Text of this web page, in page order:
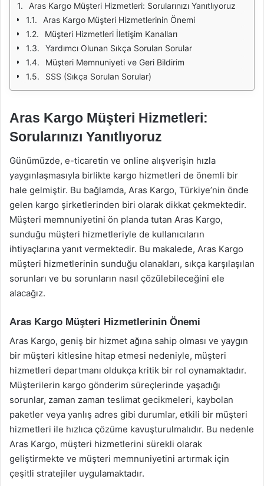
Aras Kargo Müşteri Hizmetleri: Sorularınızı Yanıtlıyoruz
Aras Kargo Müşteri Hizmetlerinin Önemi
Müşteri Hizmetleri İletişim Kanalları
Yardımcı Olunan Sıkça Sorulan Sorular
Müşteri Memnuniyeti ve Geri Bildirim
SSS (Sıkça Sorulan Sorular)
Aras Kargo Müşteri Hizmetleri:
Sorularınızı Yanıtlıyoruz
Günümüzde, e-ticaretin ve online alışverişin hızla
yaygınlaşmasıyla birlikte kargo hizmetleri de önemli bir
hale gelmiştir. Bu bağlamda, Aras Kargo, Türkiye’nin önde
gelen kargo şirketlerinden biri olarak dikkat çekmektedir.
Müşteri memnuniyetini ön planda tutan Aras Kargo,
sunduğu müşteri hizmetleriyle de kullanıcıların
ihtiyaçlarına yanıt vermektedir. Bu makalede, Aras Kargo
müşteri hizmetlerinin sunduğu olanakları, sıkça karşılaşılan
sorunları ve bu sorunların nasıl çözülebileceğini ele
alacağız.
Aras Kargo Müşteri Hizmetlerinin Önemi
Aras Kargo, geniş bir hizmet ağına sahip olması ve yaygın
bir müşteri kitlesine hitap etmesi nedeniyle, müşteri
hizmetleri departmanı oldukça kritik bir rol oynamaktadır.
Müşterilerin kargo gönderim süreçlerinde yaşadığı
sorunlar, zaman zaman teslimat gecikmeleri, kaybolan
paketler veya yanlış adres gibi durumlar, etkili bir müşteri
hizmetleri ile hızlıca çözüme kavuşturulmalıdır. Bu nedenle
Aras Kargo, müşteri hizmetlerini sürekli olarak
geliştirmekte ve müşteri memnuniyetini artırmak için
çeşitli stratejiler uygulamaktadır.